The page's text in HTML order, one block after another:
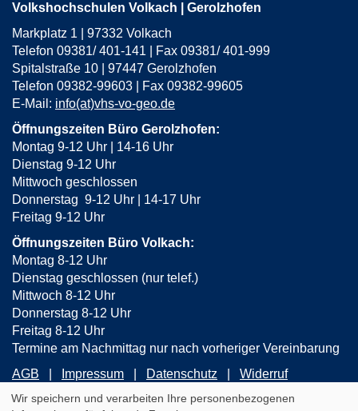
Volkshochschulen Volkach | Gerolzhofen
Markplatz 1 | 97332 Volkach
Telefon 09381/ 401-141 | Fax 09381/ 401-999
Spitalstraße 10 | 97447 Gerolzhofen
Telefon 09382-99603 | Fax 09382-99605
E-Mail: info(at)vhs-vo-geo.de
Öffnungszeiten Büro Gerolzhofen:
Montag 9-12 Uhr | 14-16 Uhr
Dienstag 9-12 Uhr
Mittwoch geschlossen
Donnerstag 9-12 Uhr | 14-17 Uhr
Freitag 9-12 Uhr
Öffnungszeiten Büro Volkach:
Montag 8-12 Uhr
Dienstag geschlossen (nur telef.)
Mittwoch 8-12 Uhr
Donnerstag 8-12 Uhr
Freitag 8-12 Uhr
Termine am Nachmittag nur nach vorheriger Vereinbarung
AGB
Impressum Datenschutz Widerruf
Wir speichern und verarbeiten Ihre personenbezogenen